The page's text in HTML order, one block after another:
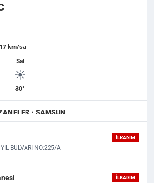
17 km/sa
Sal
☀️
30°
· SAMSUN
İLKADIM
BULVARI NO:225/A
İLKADIM